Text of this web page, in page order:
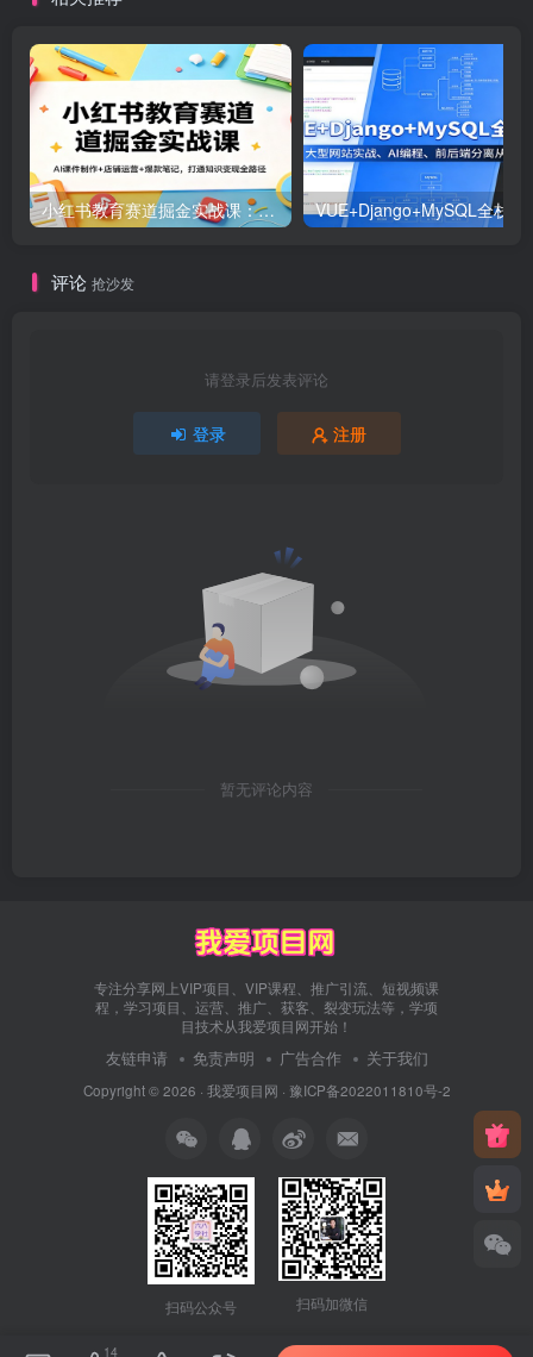
小红书教育赛道掘金实战课：AI课件制作+店铺运营+爆款笔记，打通知识变现全路径
评论 抢沙发
请登录后发表评论
登录 注册
暂无评论内容
专注分享网上VIP项目、VIP课程、推广引流、短视频课
程，学习项目、运营、推广、获客、裂变玩法等，学项
目技术从我爱项目网开始！
友链申请 免责声明 广告合作 关于我们
Copyright © 2026 · 我爱项目网 · 豫ICP备2022011810号-2
扫码公众号 扫码加微信
14